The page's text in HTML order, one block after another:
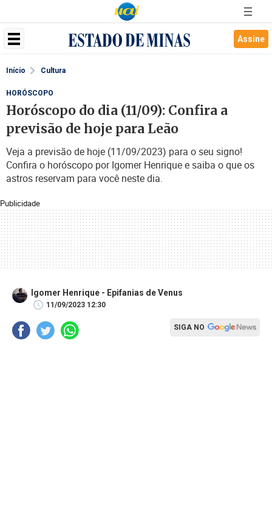
Assine
Início Cultura
Publicidade
HORÓSCOPO
Horóscopo do dia (11/09): Confira a
previsão de hoje para Leão
Veja a previsão de hoje (11/09/2023) para o seu signo!
Confira o horóscopo por Igomer Henrique e saiba o que os
astros reservam para você neste dia.
Igomer Henrique - Epifanias de Venus
11/09/2023 12:30
SIGA NO